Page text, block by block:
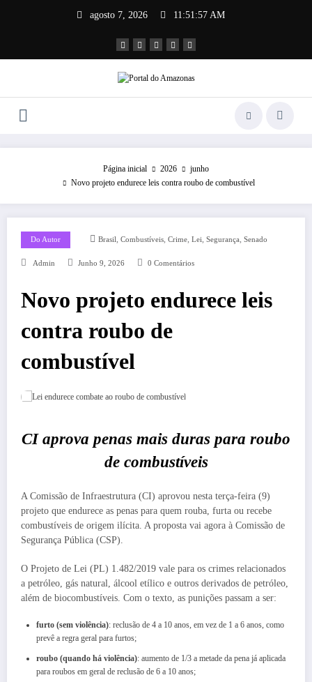
agosto 7, 2026 11:51:58 AM
Página inicial 2026
junho
Novo projeto endurece leis contra roubo de combustível
Do Autor Brasil, Combustíveis, Crime, Lei, Segurança, Senado
Admin Junho 9, 2026 0 Comentários
Novo projeto endurece leis
contra roubo de
combustível
CI aprova penas mais duras para roubo
de combustíveis
A Comissão de Infraestrutura (CI) aprovou nesta terça-feira (9)
projeto que endurece as penas para quem rouba, furta ou recebe
combustíveis de origem ilícita. A proposta vai agora à Comissão de
Segurança Pública (CSP).
O Projeto de Lei (PL) 1.482/2019 vale para os crimes relacionados
a petróleo, gás natural, álcool etílico e outros derivados de petróleo,
além de biocombustíveis. Com o texto, as punições passam a ser:
furto (sem violência): reclusão de 4 a 10 anos, em vez de 1 a 6 anos, como
prevê a regra geral para furtos;
roubo (quando há violência): aumento de 1/3 a metade da pena já aplicada
para roubos em geral de reclusão de 6 a 10 anos;